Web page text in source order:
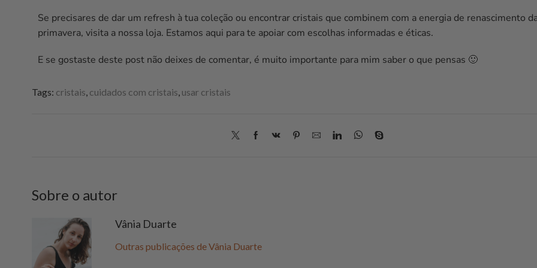
Se precisares de dar um refresh à tua coleção ou encontrar cristais que combinem com a energia de renascimento
primavera, visita a nossa loja. Estamos aqui para te apoiar com escolhas informadas e éticas.
E se gostaste deste post não deixes de comentar, é muito importante para mim saber o que pensas 🙂
Tags: cristais cuidados com cristais usar cristais
Sobre o autor
Vânia Duarte
Outras publicações de Vânia Duarte